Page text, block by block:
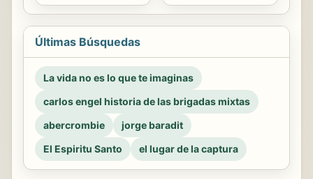
Últimas Búsquedas
La vida no es lo que te imaginas
carlos engel historia de las brigadas mixtas
abercrombie
jorge baradit
El Espiritu Santo
el lugar de la captura